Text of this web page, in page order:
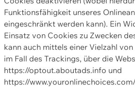
Funktionsfähigkeit unseres
eingeschränkt werden kann). Ein
Einsatz von Cookies zu Zwecken
kann auch mittels einer Vielzahl
im Fall des Trackings, über die
https://optout.aboutads.info und
https://